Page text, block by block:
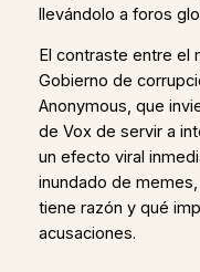
llevándolo a foros
El contraste entre el
Gobierno de
Anonymous, que
de Vox de servir a
un efecto viral
inundado de
tiene razón y qué
acusaciones.